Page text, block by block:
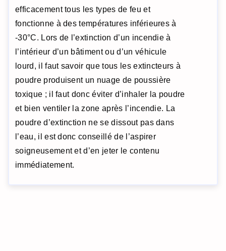
efficacement tous les types de feu et
fonctionne à des températures inférieures à
-30°C. Lors de l’extinction d’un incendie à
l’intérieur d’un bâtiment ou d’un véhicule
lourd, il faut savoir que tous les extincteurs à
poudre produisent un nuage de poussière
toxique ; il faut donc éviter d’inhaler la poudre
et bien ventiler la zone après l’incendie. La
poudre d’extinction ne se dissout pas dans
l’eau, il est donc conseillé de l’aspirer
soigneusement et d’en jeter le contenu
immédiatement.